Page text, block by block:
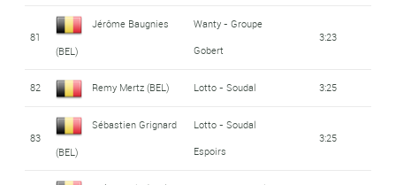
81
Jérôme Baugnies
(BEL)
Wanty - Groupe
Gobert
3:23
82 Remy Mertz (BEL) Lotto - Soudal 3:25
83
Sébastien Grignard
(BEL)
Lotto - Soudal
Espoirs
3:25